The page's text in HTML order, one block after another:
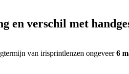
en verschil met
van irisprintlenzen ongeveer6